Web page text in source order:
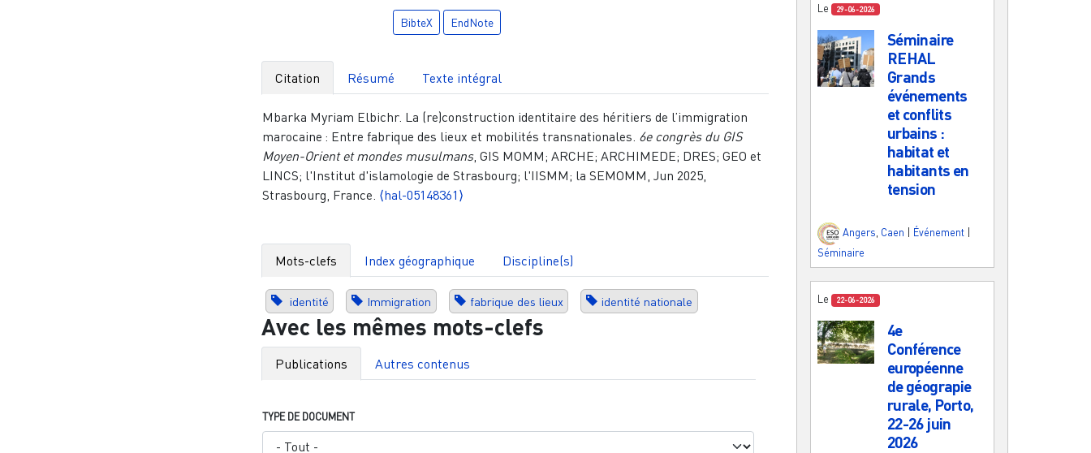
BibteX EndNote
Citation Résumé Texte intégral
Mbarka Myriam Elbichr. La (re)construction identitaire des héritiers de l’immigration
marocaine : Entre fabrique des lieux et mobilités transnationales. 6e congrès du GIS
Moyen-Orient et mondes musulmans, GIS MOMM; ARCHE; ARCHIMEDE; DRES; GEO et
LINCS; l'Institut d'islamologie de Strasbourg; l'IISMM; la SEMOMM, Jun 2025,
Strasbourg, France. ⟨hal-05148361⟩
Mots-clefs Index géographique Discipline(s)
identité Immigration fabrique des lieux identité nationale
Avec les mêmes mots-clefs
Publications Autres contenus
TYPE DE DOCUMENT
Le 29-06-2026
Séminaire
REHAL
Grands
événements
et conflits
urbains :
habitat et
habitants en
tension
Angers, Caen Événement
Séminaire
Le 22-06-2026
4e
Conférence
européenne
de géograpie
rurale, Porto,
22-26 juin
2026